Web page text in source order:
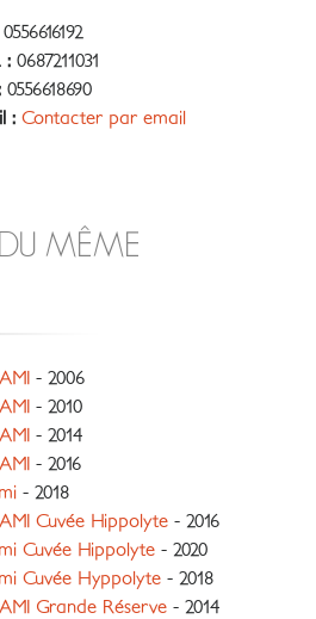
0556616192
: 0687211031
0556618690
: Contacter par email
MÊME
- 2006
- 2010
- 2014
- 2016
- 2018
Cuvée Hippolyte - 2016
Cuvée Hippolyte - 2020
Cuvée Hyppolyte - 2018
Grande Réserve - 2014